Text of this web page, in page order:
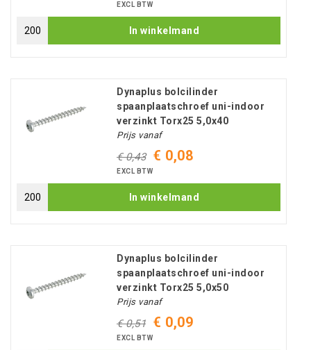
EXCL BTW
In winkelmand
Dynaplus bolcilinder
spaanplaatschroef uni-indoor
verzinkt Torx25 5,0x40
Prijs vanaf
€ 0,43 € 0,08
EXCL BTW
In winkelmand
Dynaplus bolcilinder
spaanplaatschroef uni-indoor
verzinkt Torx25 5,0x50
Prijs vanaf
€ 0,51 € 0,09
EXCL BTW